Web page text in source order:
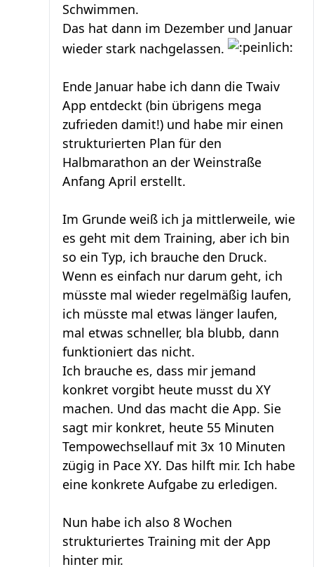
Schwimmen.
Das hat dann im Dezember und Januar
wieder stark nachgelassen.
Ende Januar habe ich dann die Twaiv
App entdeckt (bin übrigens mega
zufrieden damit!) und habe mir einen
strukturierten Plan für den
Halbmarathon an der Weinstraße
Anfang April erstellt.
Im Grunde weiß ich ja mittlerweile, wie
es geht mit dem Training, aber ich bin
so ein Typ, ich brauche den Druck.
Wenn es einfach nur darum geht, ich
müsste mal wieder regelmäßig laufen,
ich müsste mal etwas länger laufen,
mal etwas schneller, bla blubb, dann
funktioniert das nicht.
Ich brauche es, dass mir jemand
konkret vorgibt heute musst du XY
machen. Und das macht die App. Sie
sagt mir konkret, heute 55 Minuten
Tempowechsellauf mit 3x 10 Minuten
zügig in Pace XY. Das hilft mir. Ich habe
eine konkrete Aufgabe zu erledigen.
Nun habe ich also 8 Wochen
strukturiertes Training mit der App
hinter mir.